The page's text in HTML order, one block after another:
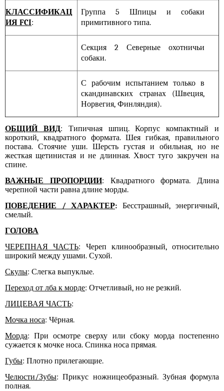
КЛАССИФИКАЦ
ИЯ FCI:
Группа 5 Шпицы и собаки
примитивного типа.
Секция 2 Северные охотничьи
собаки.
С рабочим испытанием только в
скандинавских странах (Швеция,
Норвегия, Финляндия).
ОБЩИЙ ВИД: Типичная шпиц. Корпус компактный и
короткий, квадратного формата. Шея гибкая, правильного
постава. Стоячие уши. Шерсть густая и обильная, но не
жесткая щетинистая и не длинная. Хвост туго закручен на
спине.
ВАЖНЫЕ ПРОПОРЦИИ: Квадратного формата. Длина
черепной части равна длине морды.
ПОВЕДЕНИЕ / ХАРАКТЕР: Бесстрашный, энергичный,
смелый.
ГОЛОВА
ЧЕРЕПНАЯ ЧАСТЬ: Череп клинообразный, относительно
широкий между ушами. Сухой.
Скулы: Слегка выпуклые.
Переход от лба к морде: Отчетливый, но не резкий.
ЛИЦЕВАЯ ЧАСТЬ:
Мочка носа: Чёрная.
Морда: При осмотре сверху или сбоку морда постепенно
сужается к мочке носа. Спинка носа прямая.
Губы: Плотно прилегающие.
Челюсти/Зубы: Прикус ножницеобразный. Зубная формула
полная.